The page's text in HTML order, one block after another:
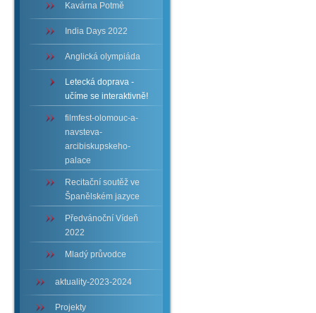
Kavárna Potmě
India Days 2022
Anglická olympiáda
Letecká doprava -
učíme se interaktivně!
filmfest-olomouc-a-
navsteva-
arcibiskupskeho-
palace
Recitační soutěž ve
Španělském jazyce
Předvánoční Vídeň
2022
Mladý průvodce
aktuality-2023-2024
Projekty